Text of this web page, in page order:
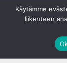
Käytämme
liikenteen